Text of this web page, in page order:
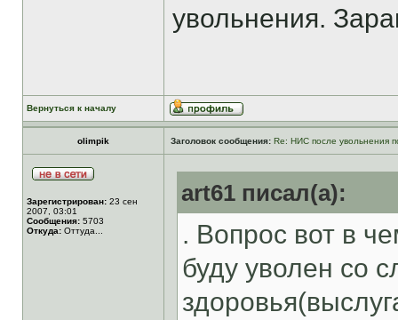
увольнения.
Вернуться к началу
olimpik Заголовок сообщения: Re: НИС после увольнения
Зарегистрирован: 23 сен
2007, 03:01
Сообщения: 5703
Откуда: Оттуда...
art61 писал(а):
. Вопрос вот в
буду уволен со